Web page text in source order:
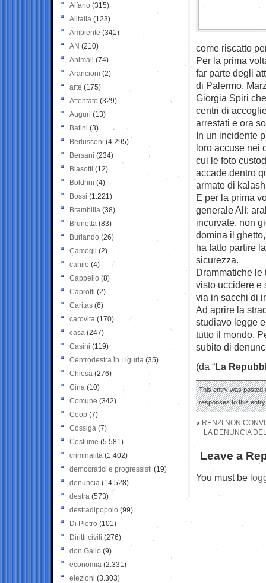
come riscatto
Per la prima
far parte degli
di Palermo,
Giorgia Spiri
centri di
arrestati e ora
In un incidente
loro accuse nei
cui le foto
accade dentro
armate di
E per la prima
generale Alì:
incurvate, non
domina il
ha fatto partire
sicurezza.
Drammatiche le
visto uccidere e
via in sacchi di
Ad aprire la
studiavo legge
tutto il mondo.
subito di
(da “La
This entry was posted
responses to this
« RENZI NON
LA DENUNCIA
Leave a
You must be
Alfano (315)
Alitalia (123)
Ambiente (341)
AN (210)
Animali (74)
Arancioni (2)
arte (175)
Attentato (329)
Auguri (13)
Batini (3)
Berlusconi (4.295)
Bersani (234)
Biasotti (12)
Boldrini (4)
Bossi (1.221)
Brambilla (38)
Brunetta (83)
Burlando (26)
Camogli (2)
canile (4)
Cappello (8)
Caprotti (2)
Caritas (6)
carovita (170)
casa (247)
Casini (119)
Centrodestra in Liguria (35)
Chiesa (276)
Cina (10)
Comune (342)
Coop (7)
Cossiga (7)
Costume (5.581)
criminalità (1.402)
democratici e progressisti (19)
denuncia (14.528)
destra (573)
destradipopolo (99)
Di Pietro (101)
Diritti civili (276)
don Gallo (9)
economia (2.331)
elezioni (3.303)